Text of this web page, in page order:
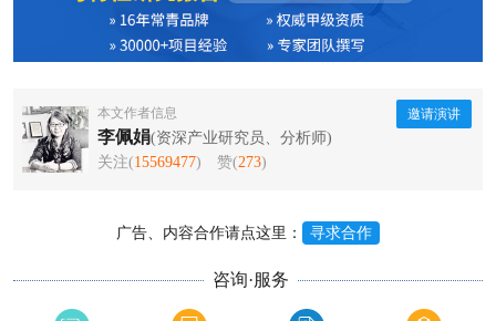
本文作者信息
李佩娟(资深产业研究员、分析师)
关注(15569477) 赞(273)
邀请演讲
广告、内容合作请点这里： 寻求合作
咨询·服务